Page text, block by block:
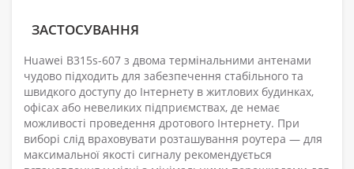
ЗАСТОСУВАННЯ
Huawei B315s-607 з двома термінальними антенами
чудово підходить для забезпечення стабільного та
швидкого доступу до Інтернету в житлових будинках,
офісах або невеликих підприємствах, де немає
можливості проведення дротового Інтернету. При
виборі слід враховувати розташування роутера — для
максимальної якості сигналу рекомендується